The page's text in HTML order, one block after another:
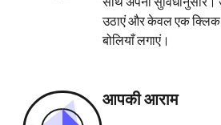
उठाएं और केवल एक
बोलियाँ लगाएं।
आपकी आराम